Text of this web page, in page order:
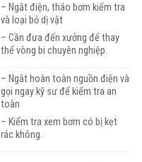
– Ngắt điện, tháo bơm kiểm tra
và loại bỏ dị vật
– Cần đưa đến xưởng để thay
thế vòng bi chuyên nghiệp.
– Ngắt hoàn toàn nguồn điện và
gọi ngay kỹ sư để kiểm tra an
toàn
– Kiểm tra xem bơm có bị kẹt
rác không.